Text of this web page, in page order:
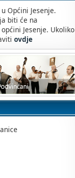
Općini Jesenje.
biti će na
Jesenje. Ukoliko
ovdje